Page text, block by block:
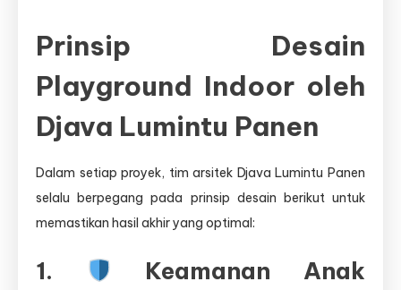
Prinsip Desain
Playground Indoor oleh
Djava Lumintu Panen
Dalam setiap proyek, tim arsitek Djava Lumintu Panen
selalu berpegang pada prinsip desain berikut untuk
memastikan hasil akhir yang optimal:
1.
Keamanan Anak